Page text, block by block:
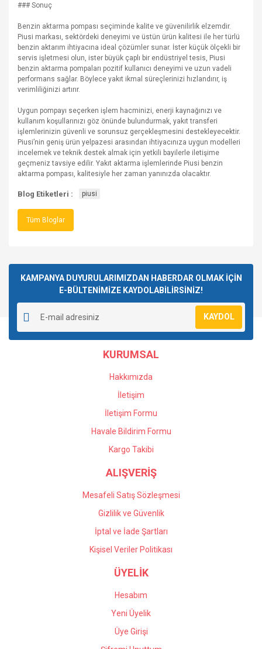
### Sonuç
Benzin aktarma pompası seçiminde kalite ve güvenilirlik elzemdir.
Piusi markası, sektördeki deneyimi ve üstün ürün kalitesi ile her türlü
benzin aktarım ihtiyacına ideal çözümler sunar. İster küçük ölçekli bir
servis işletmesi olun, ister büyük çaplı bir endüstriyel tesis, Piusi
benzin aktarma pompaları pozitif kullanıcı deneyimi ve uzun vadeli
performans sağlar. Böylece yakıt ikmal süreçlerinizi hızlandırır, iş
verimliliğinizi artırır.
Uygun pompayı seçerken işlem hacminizi, enerji kaynağınızı ve
kullanım koşullarınızı göz önünde bulundurmak, yakıt transferi
işlemlerinizin güvenli ve sorunsuz gerçekleşmesini destekleyecektir.
Piusi’nin geniş ürün yelpazesi arasından ihtiyacınıza uygun modelleri
incelemek ve teknik destek almak için yetkili bayilerle iletişime
geçmeniz tavsiye edilir. Yakıt aktarma işlemlerinde Piusi benzin
aktarma pompası, kalitesiyle her zaman yanınızda olacaktır.
Blog Etiketleri : piusi
Tüm Bloglar
KAMPANYA DUYURULARIMIZDAN HABERDAR OLMAK İÇİN
E-BÜLTENİMİZE KAYDOLABİLİRSİNİZ!
KAYDOL
KURUMSAL
Hakkımızda
İletişim
İletişim Formu
Havale Bildirim Formu
Kargo Takibi
ALIŞVERİŞ
Mesafeli Satış Sözleşmesi
Gizlilik ve Güvenlik
İptal ve İade Şartları
Kişisel Veriler Politikası
ÜYELİK
Hesabım
Yeni Üyelik
Üye Girişi